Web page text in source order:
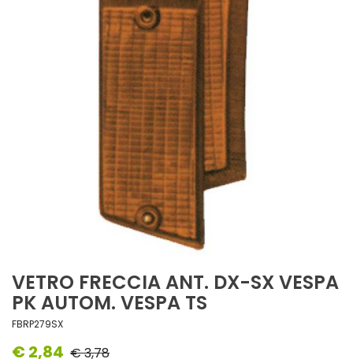
VETRO FRECCIA ANT. DX-SX VESPA
PK AUTOM. VESPA TS
FBRP279SX
€ 2,84 € 3,78